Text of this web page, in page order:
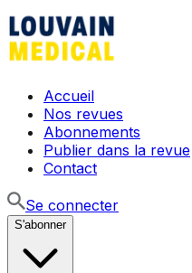
Accueil
Nos revues
Abonnements
Publier dans la revue
Contact
Se connecter
S'abonner